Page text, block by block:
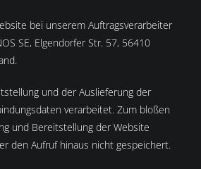
bei unserem Auftragsverarbeiter
SE, Elgendorfer Str. 57, 56410
und der Auslieferung der
verarbeitet. Zum bloßen
und Bereitstellung der Website
den Aufruf hinaus nicht gespeichert.